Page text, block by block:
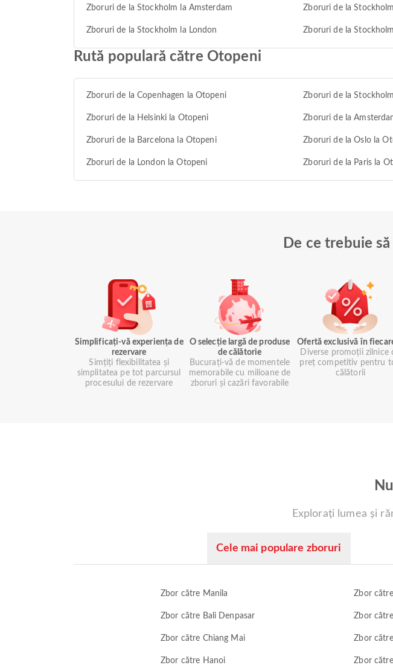
Zboruri de la Stockholm la Amsterdam Zboruri de la
Zboruri de la Stockholm la London Zboruri de la
Rută populară către Otopeni
Zboruri de la Copenhagen la Otopeni Zboruri de la
Zboruri de la Helsinki la Otopeni Zboruri de la
Zboruri de la Barcelona la Otopeni Zboruri de la Oslo la
Zboruri de la London la Otopeni Zboruri de la Paris la
De ce trebuie
Simplificați-vă experiența de
rezervare
Simțiți flexibilitatea și
simplitatea pe tot parcursul
procesului de rezervare
O selecție largă de produse
de călătorie
Bucurați-vă de momentele
memorabile cu milioane de
zboruri și cazări favorabile
Ofertă exclusivă în
Diverse promoții zilnice
preț competitiv pentru
călătorii
Explorați lumea și
Cele mai populare zboruri
Zbor către Manila Zbor
Zbor către Bali Denpasar Zbor
Zbor către Chiang Mai Zbor
Zbor către Hanoi Zbor